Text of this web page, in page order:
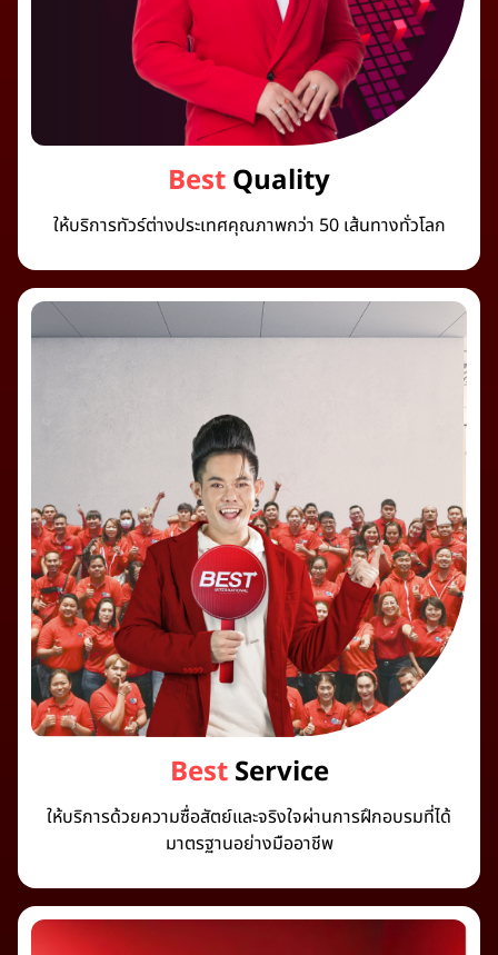
BestQuality
ให้บริการทัวร์ต่างประเทศคุณภาพกว่า 50 เส้นทางทั่วโลก
BestService
ให้บริการด้วยความซื่อสัตย์และจริงใจผ่านการฝึกอบรมที่ได้
มาตรฐานอย่างมืออาชีพ